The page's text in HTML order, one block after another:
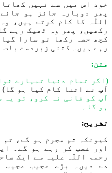
خود
اس میں سے نہیں کھاتا
پھر دوبارہ جائز ہو
اللّٰہ
کا کام کرتے ہیں،
رکھیں، پھر وہ ٹھیک رہے
کچھ
حصہ رکھا تو سارا گیا
رہے ہیں۔ کتنی زبردست بات
متن:
(اگر تمام دنیا تمہارے
آپ نے اتنا کام کیا ہو گا)
آپ کو فانی نہ کرو، تو یہ
ہو گا۔
تشریح:
کیونکہ تم مجرم ہو گے، ت م
اور غصب کر رہے ہو گے۔
رحمۃ اللّٰہ علیہ
سے ایک
دے دیں
بڑے عجیب عجیب